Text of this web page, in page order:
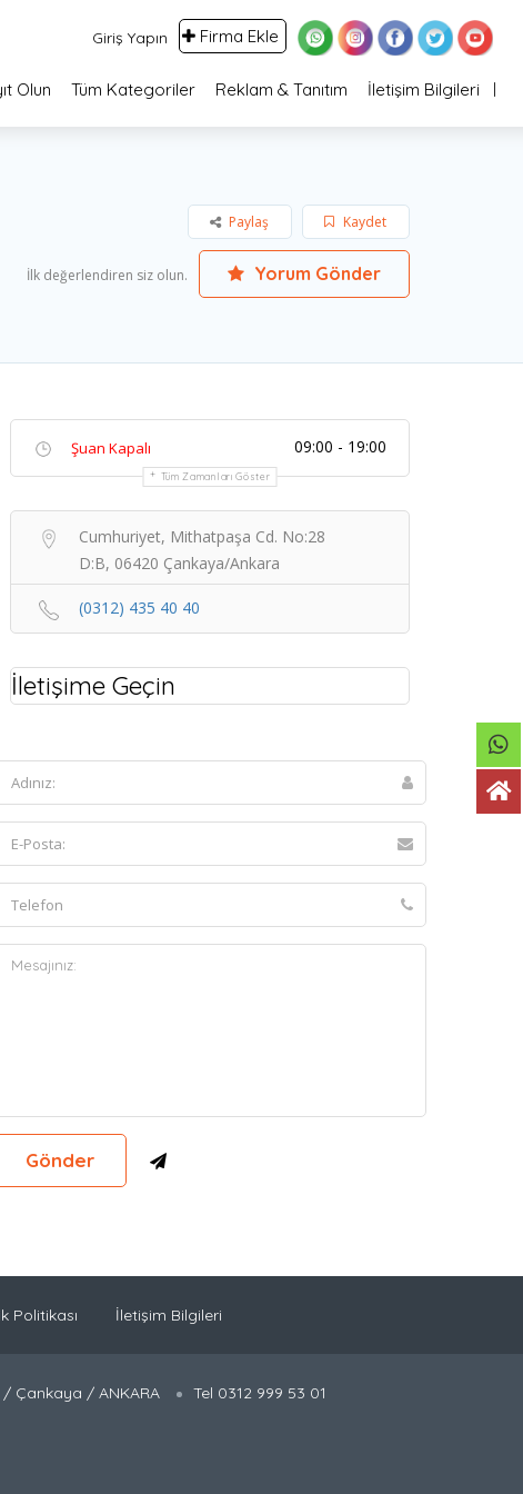
Giriş Yapın Firma Ekle
Olun Tüm Kategoriler Reklam & Tanıtım İletişim Bilgileri
Kaydet
Paylaş
İlk değerlendiren siz olun. Yorum Gönder
Şuan Kapalı 09:00 - 19:00
Tüm Zamanları Göster
Cumhuriyet, Mithatpaşa Cd. No:28
D:B, 06420 Çankaya/Ankara
(0312) 435 40 40
İletişime Geçin
Politikası İletişim Bilgileri
/ Çankaya / ANKARA
Tel 0312 999 53 01